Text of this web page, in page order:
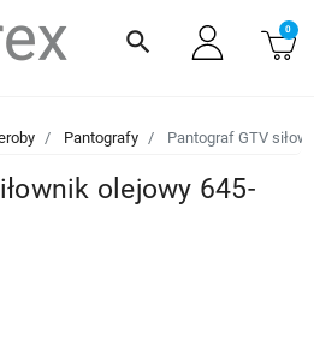
search 0
Pantografy Pantograf GTV
olejowy 645-